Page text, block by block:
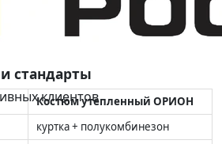
светоотражающие полосы видны в
стандарты
Костюм утепленный ОРИОН
куртка + полукомбинезон
клиентов